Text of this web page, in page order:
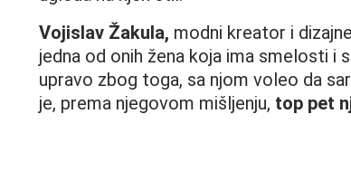
Vojislav Žakula, modni kreator i
jedna od onih žena koja ima smelosti i
upravo zbog toga, sa njom voleo da
je, prema njegovom mišljenju, top pet